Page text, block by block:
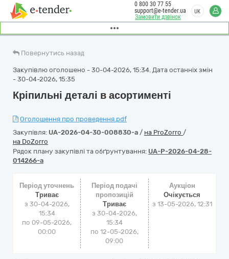
Замовити дзвінок
0 800 30 77 55
support@e-tender.ua
UK
Повернутись назад
Закупівлю оголошено - 30-04-2026, 15:34. Дата останніх змін
- 30-04-2026, 15:35
Кріпильні деталі в асортименті
Оголошення про проведення.pdf
Закупівля: UA-2026-04-30-008830-a / на ProZorro /
на DoZorro
Рядок плану закупівлі та обґрунтування: UA-P-2026-04-28-
014266-a
Період уточнень
Триває
з 30-04-2026,
15:34
по 09-05-2026,
00:00
Період подачі
пропозицій
Триває
з 30-04-2026,
15:34
по 12-05-2026,
09:00
Аукціон
Очікується
з 13-05-2026, 12:31